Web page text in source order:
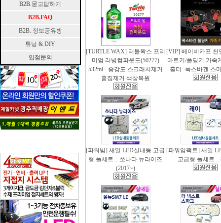
B2B.묻고답하기
B2B.FAQ
B2B. 정보공유방
튜닝 & DIY
입점문의
[TURTLE WAX] 터틀왁스 프리
미엄 러빙컴파운드(50277)
532ml - 중강도 스크래치제거
흠집제거 색상복원
[VIP] 베이비카프 천
마트키/폴딩키 가죽
홀더 -폭스바겐 스
[파워빔] 새일 LED실내등 고급
형 풀세트 _ 쏘나타 뉴라이즈
(2017~)
[파워임팩트] 새일
고급형 풀세트 _